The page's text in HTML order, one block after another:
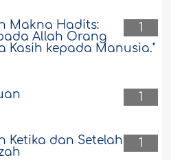
1
Makna Hadits:
Allah Orang
Kasih kepada Manusia."
1
1
Ketika dan Setelah